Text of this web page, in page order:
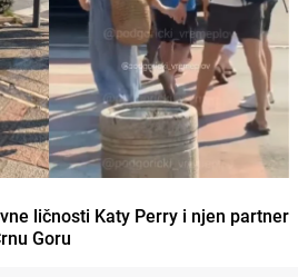
ličnosti Katy Perry i njen partner
Goru